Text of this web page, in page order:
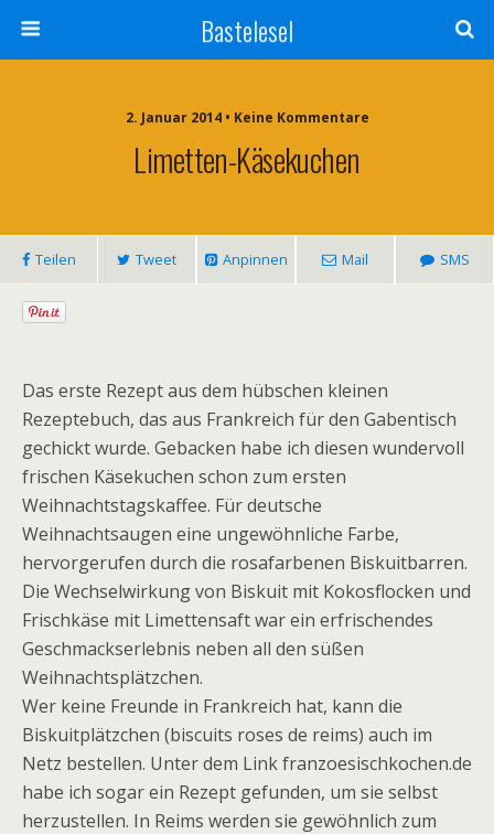
Bastelesel
2. Januar 2014 • Keine Kommentare
Limetten-Käsekuchen
Teilen Tweet Anpinnen Mail SMS
Das erste Rezept aus dem hübschen kleinen
Rezeptebuch, das aus Frankreich für den Gabentisch
gechickt wurde. Gebacken habe ich diesen wundervoll
frischen Käsekuchen schon zum ersten
Weihnachtstagskaffee. Für deutsche
Weihnachtsaugen eine ungewöhnliche Farbe,
hervorgerufen durch die rosafarbenen Biskuitbarren.
Die Wechselwirkung von Biskuit mit Kokosflocken und
Frischkäse mit Limettensaft war ein erfrischendes
Geschmackserlebnis neben all den süßen
Weihnachtsplätzchen.
Wer keine Freunde in Frankreich hat, kann die
Biskuitplätzchen (biscuits roses de reims) auch im
Netz bestellen. Unter dem Link franzoesischkochen.de
habe ich sogar ein Rezept gefunden, um sie selbst
herzustellen. In Reims werden sie gewöhnlich zum